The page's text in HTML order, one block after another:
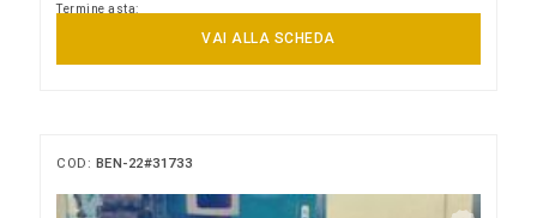
Termine asta:
VAI ALLA SCHEDA
COD: BEN-22#31733